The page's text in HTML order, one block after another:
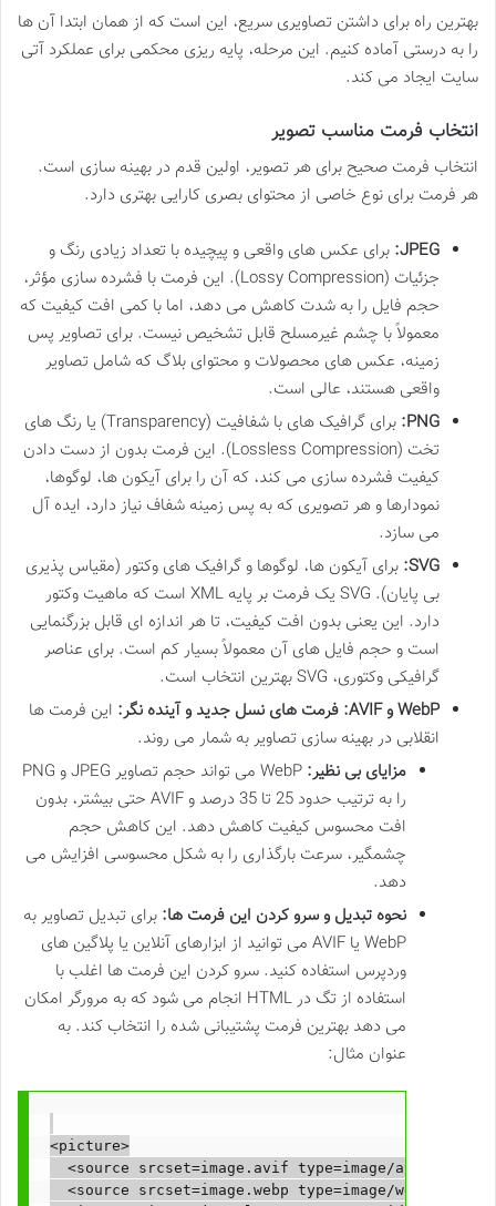
بهترین راه برای داشتن تصاویری سریع، این است که از همان ابتدا آن ها
را به درستی آماده کنیم. این مرحله، پایه ریزی محکمی برای عملکرد آتی
سایت ایجاد می کند.
انتخاب فرمت مناسب تصویر
انتخاب فرمت صحیح برای هر تصویر، اولین قدم در بهینه سازی است.
هر فرمت برای نوع خاصی از محتوای بصری کارایی بهتری دارد.
JPEG: برای عکس های واقعی و پیچیده با تعداد زیادی رنگ و
جزئیات (Lossy Compression). این فرمت با فشرده سازی مؤثر،
حجم فایل را به شدت کاهش می دهد، اما با کمی افت کیفیت که
معمولاً با چشم غیرمسلح قابل تشخیص نیست. برای تصاویر پس
زمینه، عکس های محصولات و محتوای بلاگ که شامل تصاویر
واقعی هستند، عالی است.
PNG:
برای گرافیک های با شفافیت (Transparency) یا رنگ های
تخت (Lossless Compression). این فرمت بدون از دست دادن
کیفیت فشرده سازی می کند، که آن را برای آیکون ها، لوگوها،
نمودارها و هر تصویری که به پس زمینه شفاف نیاز دارد، ایده آل
می سازد.
SVG: برای آیکون ها، لوگوها و گرافیک های وکتور (مقیاس پذیری
بی پایان). SVG یک فرمت بر پایه XML است که ماهیت وکتور
دارد. این یعنی بدون افت کیفیت، تا هر اندازه ای قابل بزرگنمایی
است و حجم فایل های آن معمولاً بسیار کم است. برای عناصر
گرافیکی وکتوری، SVG بهترین انتخاب است.
WebP و AVIF: فرمت های نسل جدید و آینده نگر:
این فرمت ها
انقلابی در بهینه سازی تصاویر به شمار می روند.
مزایای بی نظیر:
WebP می تواند حجم تصاویر JPEG و PNG
را به ترتیب حدود 25 تا 35 درصد و AVIF حتی بیشتر، بدون
افت محسوس کیفیت کاهش دهد. این کاهش حجم
چشمگیر، سرعت بارگذاری را به شکل محسوسی افزایش می
دهد.
نحوه تبدیل و سرو کردن این فرمت ها: برای تبدیل تصاویر به
WebP یا AVIF می توانید از ابزارهای آنلاین یا پلاگین های
وردپرس استفاده کنید. سرو کردن این فرمت ها اغلب با
استفاده از تگ
در HTML انجام می شود که به مرورگر امکان
می دهد بهترین فرمت پشتیبانی شده را انتخاب کند. به
عنوان مثال:
<picture>
  <source srcset=image.avif type=image/avif>
  <source srcset=image.webp type=image/webp>